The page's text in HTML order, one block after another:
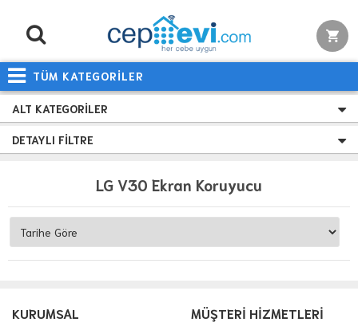
TÜM KATEGORİLER
ALT KATEGORILER
DETAYLI FILTRE
LG V30 Ekran Koruyucu
KURUMSAL MÜŞTERİ HİZMETLERİ